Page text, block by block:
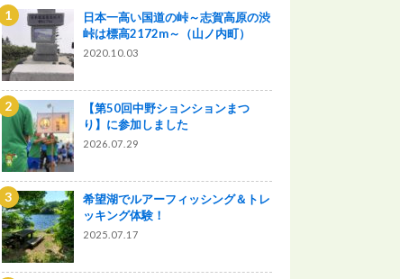
日本一高い国道の峠～志賀高原の渋
峠は標高2172m～（山ノ内町）
2020.10.03
【第50回中野ションションまつ
り】に参加しました
2026.07.29
希望湖でルアーフィッシング＆トレ
ッキング体験！
2025.07.17